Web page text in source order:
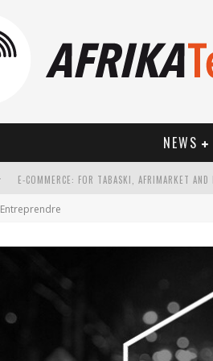
NEWS
HOW TECHNOLOGY HAS CHANGED SPORTS
Entreprendre